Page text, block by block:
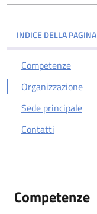
INDICE DELLA PAGINA
Competenze
Organizzazione
Sede principale
Contatti
Competenze